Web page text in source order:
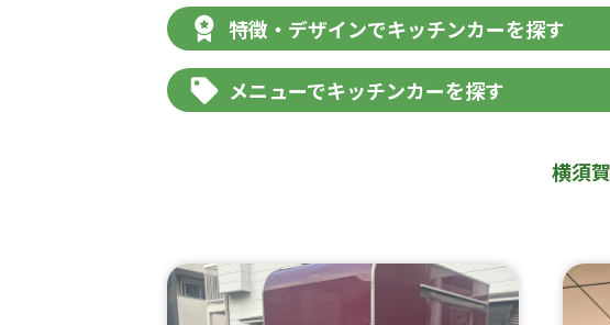
特徴・デザインでキッチンカーを探す
メニューでキッチンカーを探す
横須